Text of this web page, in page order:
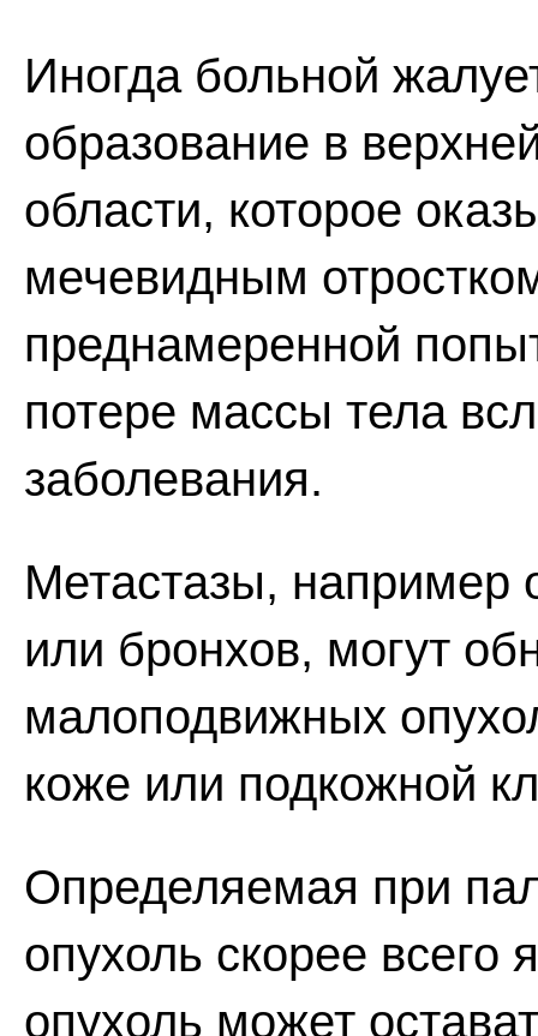
Иногда больной
образование в
области, которое
мечевидным
преднамеренной
потере массы тела
заболевания.
Метастазы, например
или бронхов, могут
малоподвижных
коже или подкожной
Определяемая при
опухоль скорее всего
опухоль может